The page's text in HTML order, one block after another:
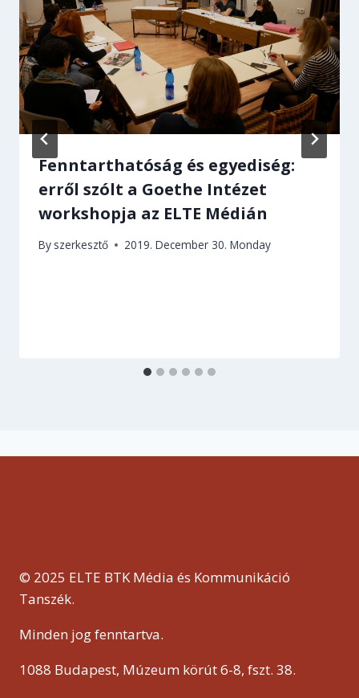
Fenntarthatóság és egyediség:
erről szólt a Goethe Intézet
workshopja az ELTE Médián
By szerkesztő 2019. December 30. Monday
© 2025 ELTE BTK Média és Kommunikáció
Tanszék.
Minden jog fenntartva.
1088 Budapest, Múzeum körút 6-8, fszt. 38.